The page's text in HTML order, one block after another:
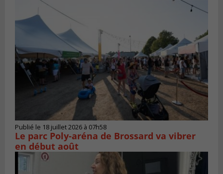
Publié le 18 juillet 2026 à 07h58
Le parc Poly-aréna de Brossard va vibrer
en début août